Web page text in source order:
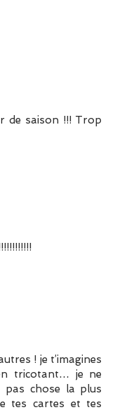
de saison !!! Trop
! je t’imagines
tricotant… je ne
pas chose la plus
tes cartes et tes